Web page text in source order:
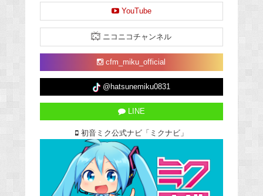
YouTube
ニコニコチャンネル
cfm_miku_official
@hatsunemiku0831
LINE
初音ミク公式ナビ「ミクナビ」